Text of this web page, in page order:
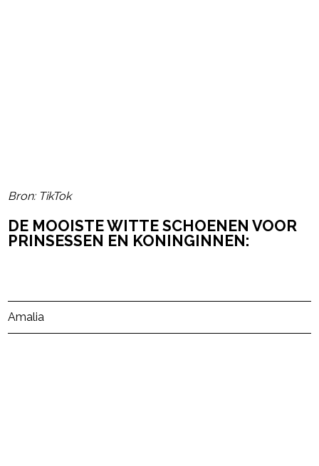
Bron: TikTok
DE MOOISTE WITTE SCHOENEN VOOR
PRINSESSEN EN KONINGINNEN:
Amalia